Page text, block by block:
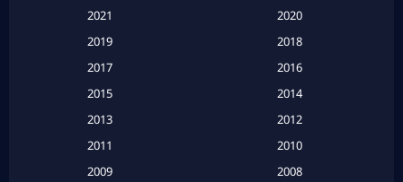
Based on a True Story สร้างจากเรื่องจริง(2)
Based on a True Story เรื่องจริง (16)
2021
2020
2019
2018
2017
2016
2015
2014
2013
2012
2011
2010
2009
2008